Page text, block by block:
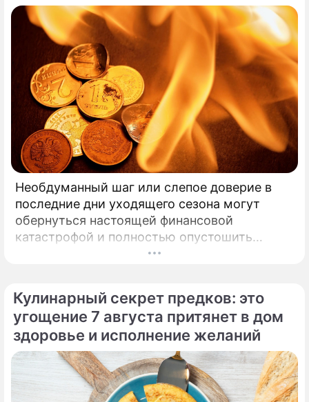
Необдуманный шаг или слепое доверие в
последние дни уходящего сезона могут
обернуться настоящей финансовой
катастрофой и полностью опустошить
кошелек. Известная шаманка и ясновидящая
привык легкомысленно относиться к своим
сбережениям.
Кулинарный секрет предков: это
угощение 7 августа притянет в дом
здоровье и исполнение желаний